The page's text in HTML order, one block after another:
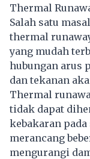
Thermal
Salah satu
thermal
yang mudah
hubungan arus
dan tekanan
Thermal
tidak dapat
kebakaran pada
merancang
mengurangi